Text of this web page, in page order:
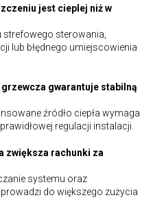
jest cieplej niż w
strefowego sterowania,
lub błędnego umiejscowienia
gwarantuje stabilną
źródło ciepła wymaga
regulacji instalacji.
zwiększa rachunki za
systemu oraz
do większego zużycia